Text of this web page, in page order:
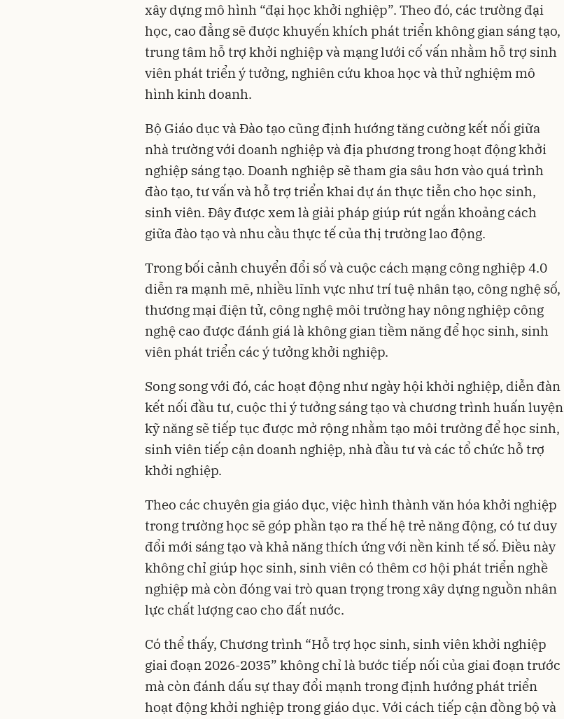
xây dựng mô hình “đại học khởi nghiệp”. Theo đó, các trường đại
học, cao đẳng sẽ được khuyến khích phát triển không gian sáng tạo,
trung tâm hỗ trợ khởi nghiệp và mạng lưới cố vấn nhằm hỗ trợ sinh
viên phát triển ý tưởng, nghiên cứu khoa học và thử nghiệm mô
hình kinh doanh.
Bộ Giáo dục và Đào tạo cũng định hướng tăng cường kết nối giữa
nhà trường với doanh nghiệp và địa phương trong hoạt động khởi
nghiệp sáng tạo. Doanh nghiệp sẽ tham gia sâu hơn vào quá trình
đào tạo, tư vấn và hỗ trợ triển khai dự án thực tiễn cho học sinh,
sinh viên. Đây được xem là giải pháp giúp rút ngắn khoảng cách
giữa đào tạo và nhu cầu thực tế của thị trường lao động.
Trong bối cảnh chuyển đổi số và cuộc cách mạng công nghiệp 4.0
diễn ra mạnh mẽ, nhiều lĩnh vực như trí tuệ nhân tạo, công nghệ số,
thương mại điện tử, công nghệ môi trường hay nông nghiệp công
nghệ cao được đánh giá là không gian tiềm năng để học sinh, sinh
viên phát triển các ý tưởng khởi nghiệp.
Song song với đó, các hoạt động như ngày hội khởi nghiệp, diễn đàn
kết nối đầu tư, cuộc thi ý tưởng sáng tạo và chương trình huấn luyện
kỹ năng sẽ tiếp tục được mở rộng nhằm tạo môi trường để học sinh,
sinh viên tiếp cận doanh nghiệp, nhà đầu tư và các tổ chức hỗ trợ
khởi nghiệp.
Theo các chuyên gia giáo dục, việc hình thành văn hóa khởi nghiệp
trong trường học sẽ góp phần tạo ra thế hệ trẻ năng động, có tư duy
đổi mới sáng tạo và khả năng thích ứng với nền kinh tế số. Điều này
không chỉ giúp học sinh, sinh viên có thêm cơ hội phát triển nghề
nghiệp mà còn đóng vai trò quan trọng trong xây dựng nguồn nhân
lực chất lượng cao cho đất nước.
Có thể thấy, Chương trình “Hỗ trợ học sinh, sinh viên khởi nghiệp
giai đoạn 2026-2035” không chỉ là bước tiếp nối của giai đoạn trước
mà còn đánh dấu sự thay đổi mạnh trong định hướng phát triển
hoạt động khởi nghiệp trong giáo dục. Với cách tiếp cận đồng bộ và